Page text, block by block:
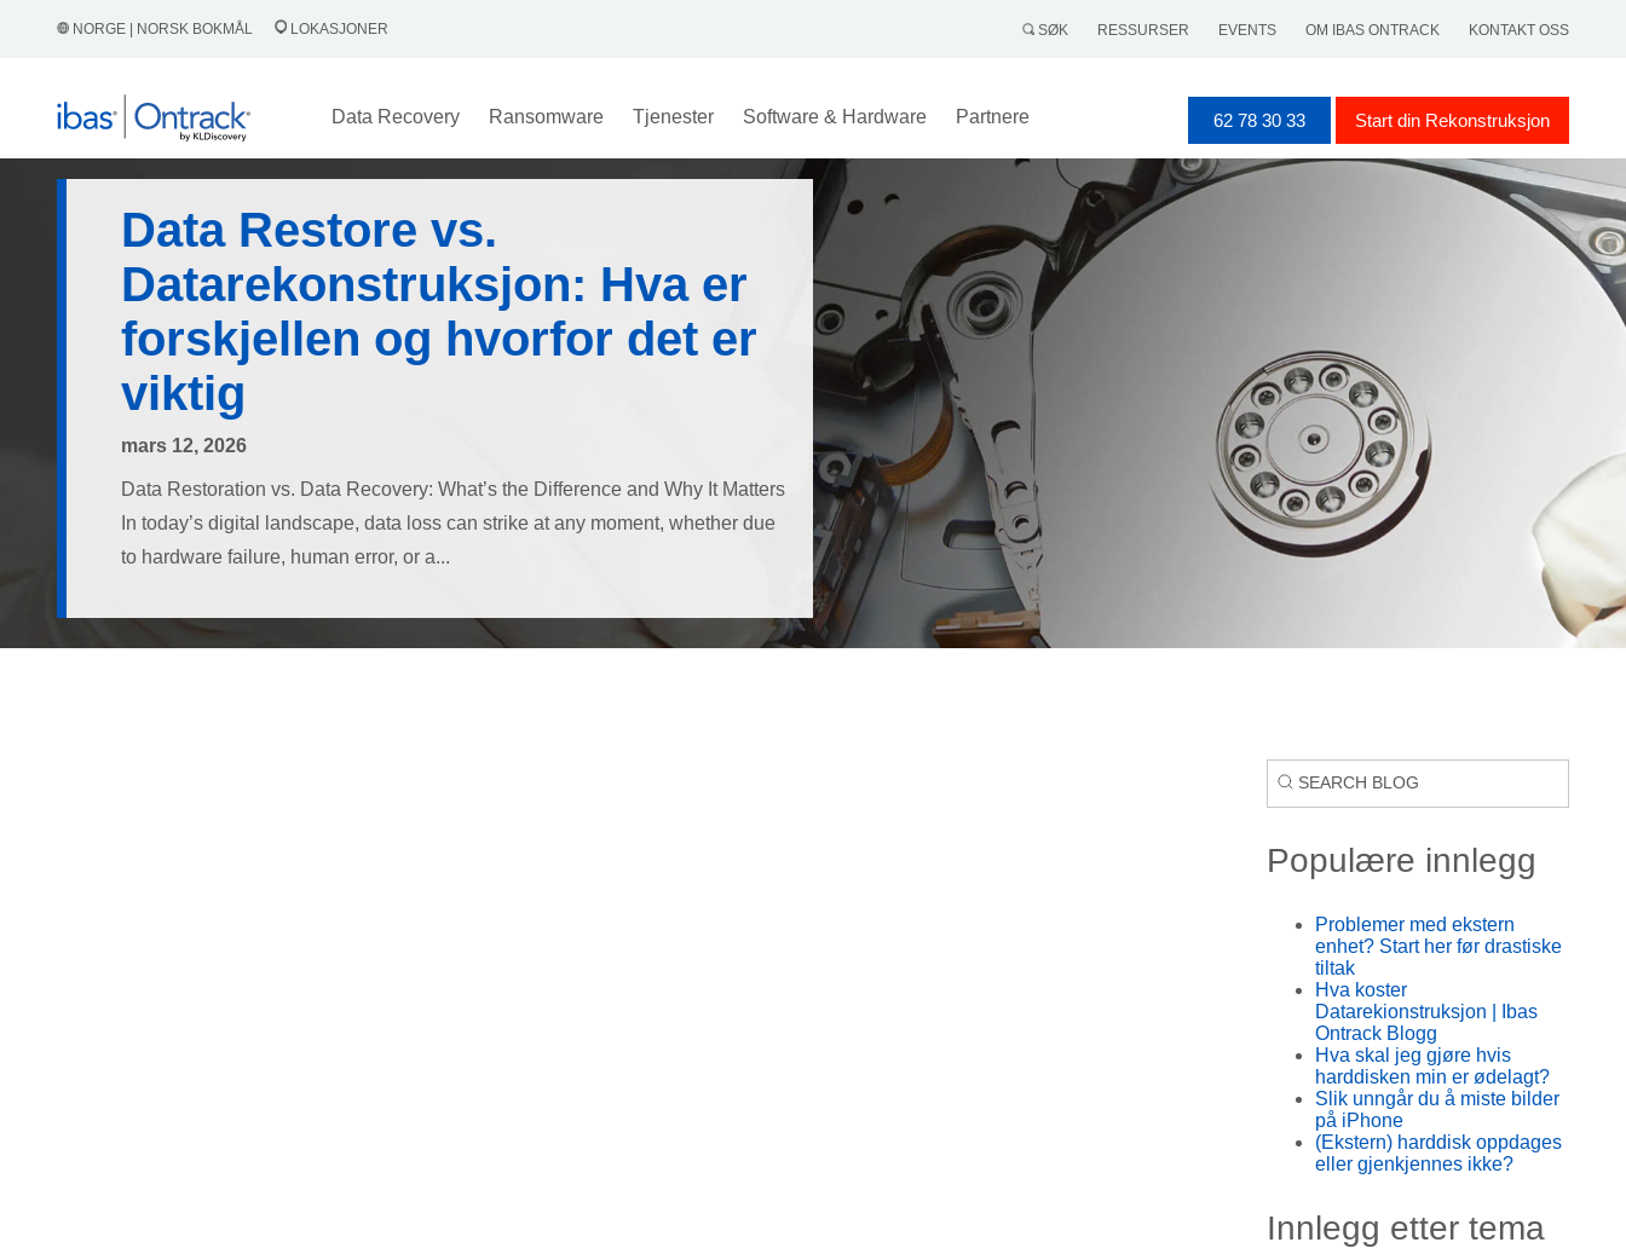
NORGE | NORSK BOKMÅL LOKASJONER SØK RESSURSER EVENTS OM IBAS ONTRACK KONTAKT OSS
Data Recovery Ransomware Tjenester Software & Hardware Partnere 62 78 30 33 Start din Rekonstruksjon
Data Restore vs.
Datarekonstruksjon: Hva er
forskjellen og hvorfor det er
viktig
mars 12, 2026
Data Restoration vs. Data Recovery: What’s the Difference and Why It Matters
In today’s digital landscape, data loss can strike at any moment, whether due
to hardware failure, human error, or a...
Populære innlegg
Problemer med ekstern
enhet? Start her før drastiske
tiltak
Hva koster
Datarekionstruksjon | Ibas
Ontrack Blogg
Hva skal jeg gjøre hvis
harddisken min er ødelagt?
Slik unngår du å miste bilder
på iPhone
(Ekstern) harddisk oppdages
eller gjenkjennes ikke?
Innlegg etter tema